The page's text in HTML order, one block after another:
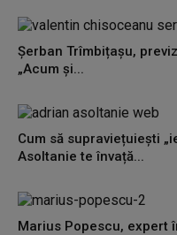
Șerban Trîmbițașu,
„Acum și...
Cum să supraviețuiești
Asoltanie te învață...
Marius Popescu, expert